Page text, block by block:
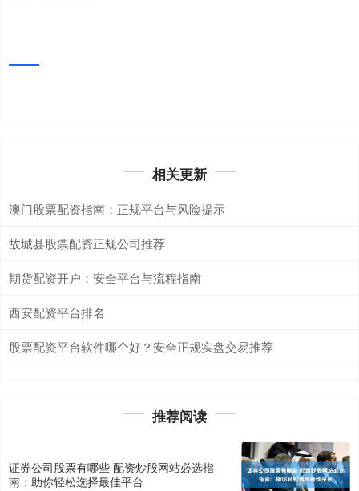
相关更新
澳门股票配资指南：正规平台与风险提示
故城县股票配资正规公司推荐
期货配资开户：安全平台与流程指南
西安配资平台排名
股票配资平台软件哪个好？安全正规实盘交易推荐
推荐阅读
证券公司股票有哪些 配资炒股网站必选指
南：助你轻松选择最佳平台